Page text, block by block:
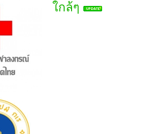
ใกล้ๆ